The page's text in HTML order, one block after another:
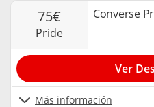
75€
pride
Converse
Más información
Ver